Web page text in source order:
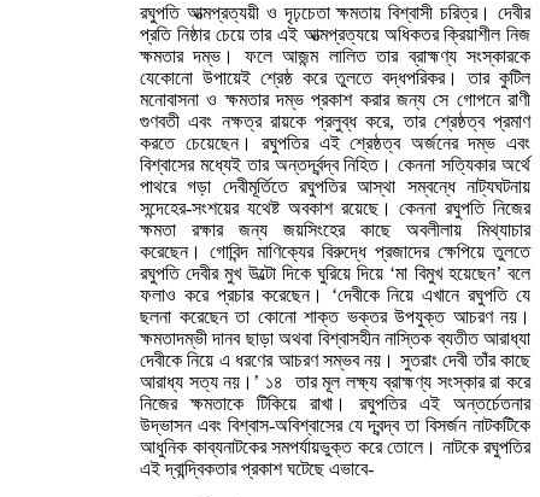
রঘুপতি আত্মপ্রত্যয়ী ও দৃঢ়চেতা ক্ষমতায় বিশ্বাসী চরিত্র। দেবীর
প্রতি নিষ্ঠার চেয়ে তার এই আত্মপ্রত্যয়ে অধিকতর ক্রিয়াশীল নিজ
ক্ষমতার দম্ভ। ফলে আজন্ম লালিত তার ব্রাহ্মণ্য সংস্কারকে
যেকোনো উপায়েই শ্রেষ্ঠ করে তুলতে বদ্ধপরিকর। তার কুটিল
মনোবাসনা ও ক্ষমতার দম্ভ প্রকাশ করার জন্য সে গোপনে রাণী
গুণবতী এবং নক্ষত্র রায়কে প্রলুব্ধ করে, তার শ্রেষ্ঠত্ব প্রমাণ
করতে চেয়েছেন। রঘুপতির এই শ্রেষ্ঠত্ব অর্জনের দম্ভ এবং
বিশ্বাসের মধ্যেই তার অন্তর্দ্বন্দ্ব নিহিত। কেননা সত্যিকার অর্থে
পাথরে গড়া দেবীমূর্তিতে রঘুপতির আস্থা সম্বন্ধে নাট্যঘটনায়
সন্দেহের-সংশয়ের যথেষ্ট অবকাশ রয়েছে। কেননা রঘুপতি নিজের
ক্ষমতা রক্ষার জন্য জয়সিংহের কাছে অবলীলায় মিথ্যাচার
করেছেন। গোবিন্দ মাণিক্যের বিরুদ্ধে প্রজাদের ক্ষেপিয়ে তুলতে
রঘুপতি দেবীর মুখ উল্টো দিকে ঘুরিয়ে দিয়ে ‘মা বিমুখ হয়েছেন’ বলে
ফলাও করে প্রচার করেছেন। ‘দেবীকে নিয়ে এখানে রঘুপতি যে
ছলনা করেছেন তা কোনো শাক্ত ভক্তর উপযুক্ত আচরণ নয়।
ক্ষমতাদম্ভী দানব ছাড়া অথবা বিশ্বাসহীন নাস্তিক ব্যতীত আরাধ্যা
দেবীকে নিয়ে এ ধরণের আচরণ সম্ভব নয়। সুতরাং দেবী তাঁর কাছে
আরাধ্য সত্য নয়।’ ১৪ তার মূল লক্ষ্য ব্রাহ্মণ্য সংস্কার রা করে
নিজের ক্ষমতাকে টিকিয়ে রাখা। রঘুপতির এই অন্তর্চেতনার
উদ্ভাসন এবং বিশ্বাস-অবিশ্বাসের যে দ্বন্দ্ব তা বিসর্জন নাটকটিকে
আধুনিক কাব্যনাটকের সমপর্যায়ভুক্ত করে তোলে। নাটকে রঘুপতির
এই দ্বান্দ্বিকতার প্রকাশ ঘটেছে এভাবে-